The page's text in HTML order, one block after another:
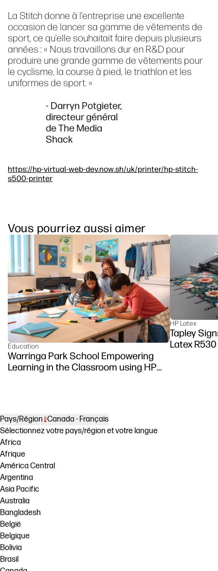
La Stitch donne à l’entreprise une excellente
occasion de lancer sa gamme de vêtements de
sport, ce qu’elle souhaitait faire depuis plusieurs
années : « Nous travaillons dur en R&D pour
produire une grande gamme de vêtements pour
le cyclisme, la course à pied, le triathlon et les
uniformes de sport. »
- Darryn Potgieter,
directeur général
de The Media
Shack
https://hp-virtual-web-dev.now.sh/uk/printer/hp-stitch-
s500-printer
Vous pourriez aussi aimer
Éducation
Warringa Park School Empowering
Learning in the Classroom using HP
HP Latex
Tapley
Latex
Pays/Région Canada - Français
Sélectionnez votre pays/région et votre langue
Africa
Afrique
América Central
Argentina
Asia Pacific
Australia
Bangladesh
België
Belgique
Bolivia
Brasil